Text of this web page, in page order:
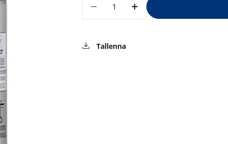
Vähennä määrää tuotteelle
Lisää määrää
Tallenna